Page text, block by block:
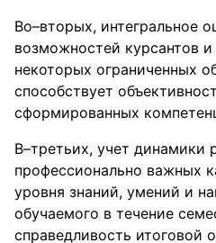
Во–вторых, интегральное
возможностей курсантов
некоторых ограниченных
способствует
сформированных
В–третьих, учет динамики
профессионально важных
уровня знаний, умений и
обучаемого в течение
справедливость итоговой